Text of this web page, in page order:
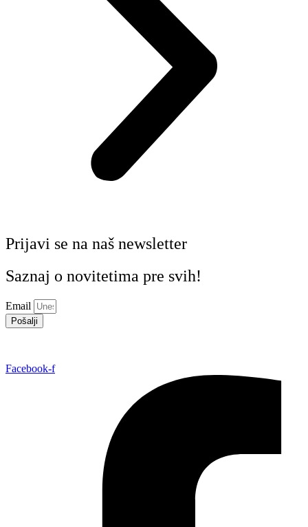
Prijavi se na naš newsletter
Saznaj o novitetima pre svih!
Email
Pošalji
Facebook-f